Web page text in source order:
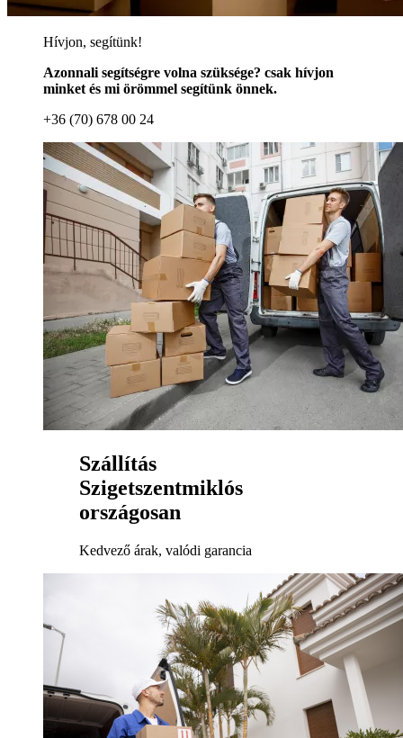
Hívjon, segítünk!
Azonnali segítségre volna szüksége? csak hívjon
minket és mi örömmel segítünk önnek.
+36 (70) 678 00 24
Szállítás
Szigetszentmiklós
országosan
Kedvező árak, valódi garancia